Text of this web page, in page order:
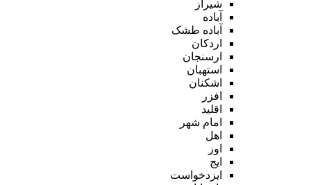
شیراز
آباده
آباده طشک
اردکان
ارسنجان
استهبان
اشکنان
افزر
اقلید
امام شهر
اهل
اوز
ایج
ایزدخواست